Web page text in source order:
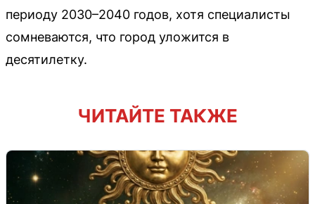
периоду 2030–2040 годов, хотя специалисты
сомневаются, что город уложится в
десятилетку.
ЧИТАЙТЕ ТАКЖЕ